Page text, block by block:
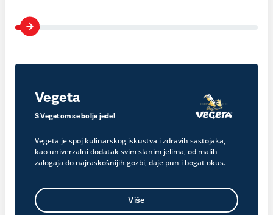
Vegeta
S Vegetom se bolje jede!
Vegeta je spoj kulinarskog iskustva i zdravih sastojaka,
kao univerzalni dodatak svim slanim jelima, od malih
zalogaja do najraskošnijih gozbi, daje pun i bogat okus.
Više